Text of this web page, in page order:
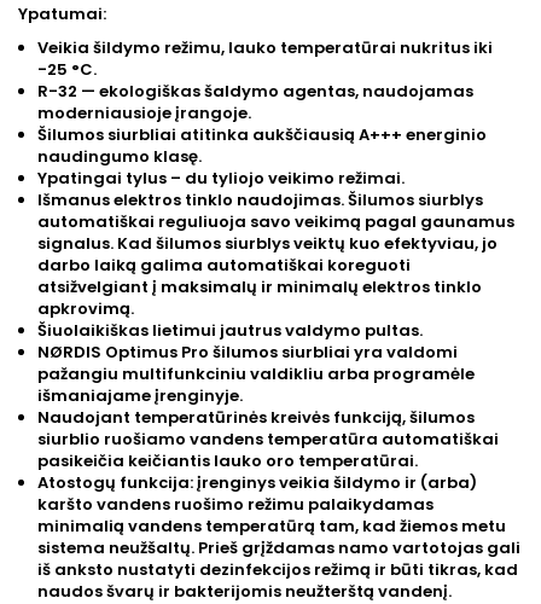
Ypatumai:
Veikia šildymo režimu, lauko temperatūrai nukritus iki
-25 °C.
R-32 — ekologiškas šaldymo agentas, naudojamas
moderniausioje įrangoje.
Šilumos siurbliai atitinka aukščiausią A+++ energinio
naudingumo klasę.
Ypatingai tylus – du tyliojo veikimo režimai.
Išmanus elektros tinklo naudojimas. Šilumos siurblys
automatiškai reguliuoja savo veikimą pagal gaunamus
signalus. Kad šilumos siurblys veiktų kuo efektyviau, jo
darbo laiką galima automatiškai koreguoti
atsižvelgiant į maksimalų ir minimalų elektros tinklo
apkrovimą.
Šiuolaikiškas lietimui jautrus valdymo pultas.
NØRDIS Optimus Pro šilumos siurbliai yra valdomi
pažangiu multifunkciniu valdikliu arba programėle
išmaniajame įrenginyje.
Naudojant temperatūrinės kreivės funkciją, šilumos
siurblio ruošiamo vandens temperatūra automatiškai
pasikeičia keičiantis lauko oro temperatūrai.
Atostogų funkcija: įrenginys veikia šildymo ir (arba)
karšto vandens ruošimo režimu palaikydamas
minimalią vandens temperatūrą tam, kad žiemos metu
sistema neužšaltų. Prieš grįždamas namo vartotojas gali
iš anksto nustatyti dezinfekcijos režimą ir būti tikras, kad
naudos švarų ir bakterijomis neužterštą vandenį.